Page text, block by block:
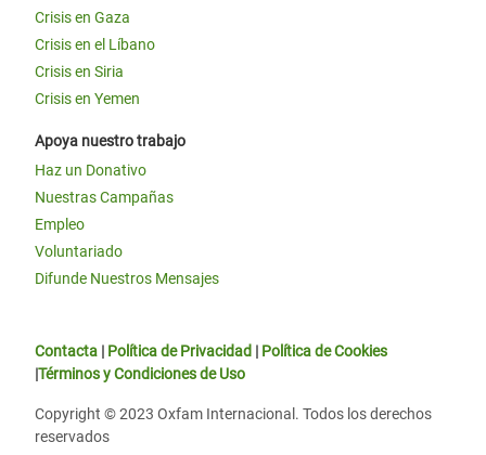
Crisis en Gaza
Crisis en el Líbano
Crisis en Siria
Crisis en Yemen
Apoya nuestro trabajo
Haz un Donativo
Nuestras Campañas
Empleo
Voluntariado
Difunde Nuestros Mensajes
Contacta | Política de Privacidad | Política de Cookies
|Términos y Condiciones de Uso
Copyright © 2023 Oxfam Internacional. Todos los derechos
reservados